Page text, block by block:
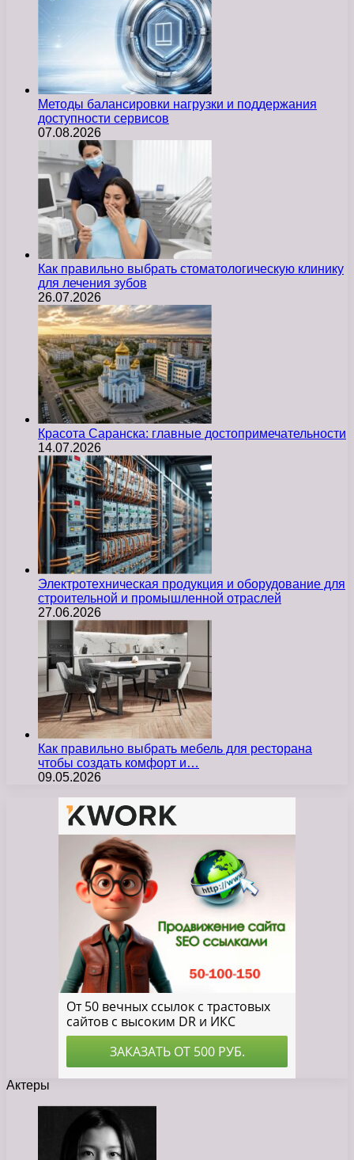
Методы балансировки нагрузки и поддержания
доступности сервисов
07.08.2026
Как правильно выбрать стоматологическую клинику
для лечения зубов
26.07.2026
Красота Саранска: главные достопримечательности
14.07.2026
Электротехническая продукция и оборудование для
строительной и промышленной отраслей
27.06.2026
Как правильно выбрать мебель для ресторана
чтобы создать комфорт и…
09.05.2026
Актеры